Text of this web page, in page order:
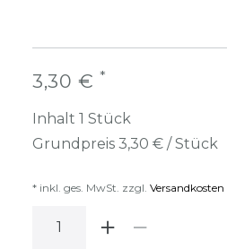
3,30 € *
Inhalt 1 Stück
Grundpreis 3,30 € / Stück
* inkl. ges. MwSt. zzgl. Versandkosten